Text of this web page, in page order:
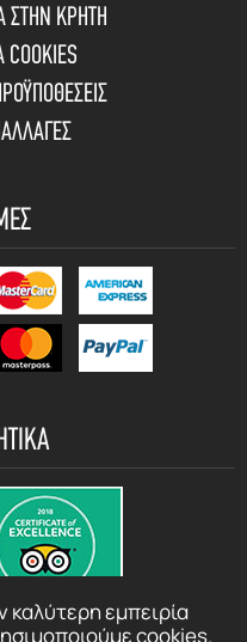
καλύτερη εμπειρία
cookies.
ΣΤΗΝ ΚΡΗΤΗ
COOKIES